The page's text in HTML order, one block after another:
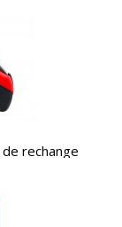
rechange